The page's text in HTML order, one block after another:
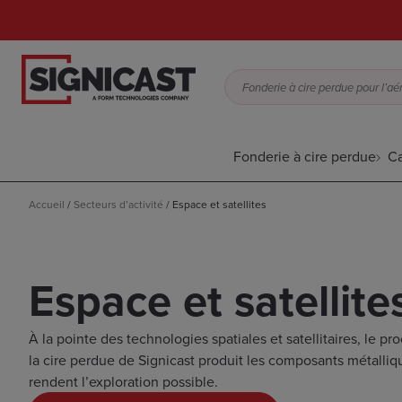
Fonderie à cire perdue
Accueil / Secteurs d’activité / Espace et satellites
Espace et
À la pointe des technologies spatiales et satellitaires, le
la cire perdue de Signicast produit les composants
rendent l’exploration possible.